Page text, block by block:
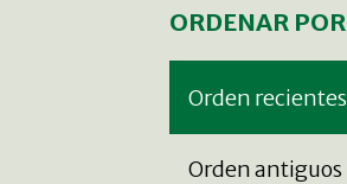
ORDENAR POR
Orden recientes
Orden antiguos